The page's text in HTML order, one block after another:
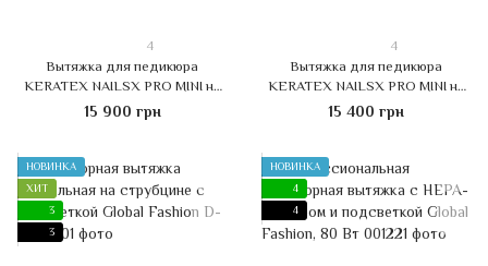
4
Вытяжка для педикюра
KERATEX NAILSX PRO MINI на
колесах
15 900 грн
4
Вытяжка для педикюра
KERATEX NAILSX PRO MINI на
струбцине
15 400 грн
НОВИНКА
ХИТ
3
3
НОВИНКА
4
4